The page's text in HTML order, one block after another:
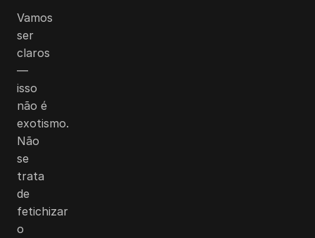
Vamos
ser
claros
—
isso
não é
exotismo.
Não
se
trata
de
fetichizar
o